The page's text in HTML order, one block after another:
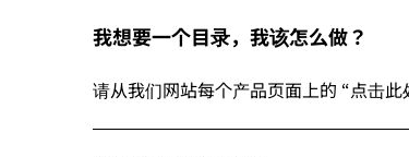
我想要一个目录，我该怎么做？
请从我们网站每个产品页面上的 “点击此